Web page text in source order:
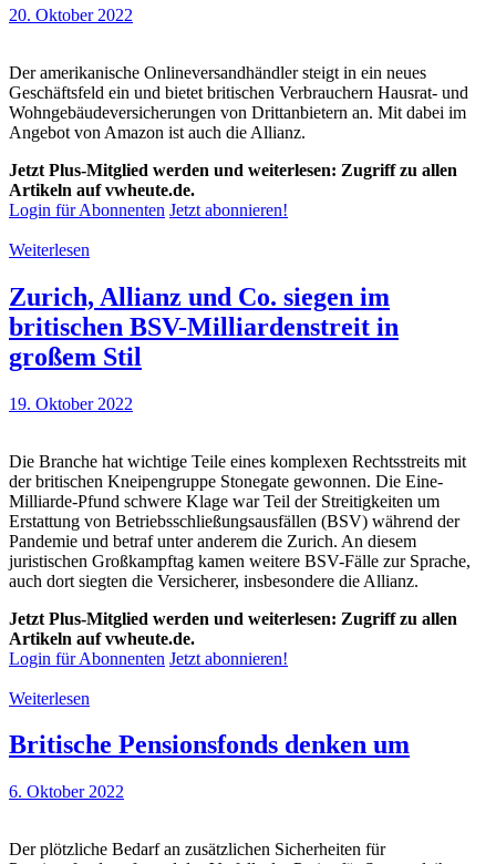
20. Oktober 2022
Der amerikanische Onlineversandhändler steigt in ein neues
Geschäftsfeld ein und bietet britischen Verbrauchern Hausrat- und
Wohngebäudeversicherungen von Drittanbietern an. Mit dabei im
Angebot von Amazon ist auch die Allianz.
Jetzt Plus-Mitglied werden und weiterlesen: Zugriff zu allen
Artikeln auf vwheute.de.
Login für Abonnenten Jetzt abonnieren!
Weiterlesen
Zurich, Allianz und Co. siegen im
britischen BSV-Milliardenstreit in
großem Stil
19. Oktober 2022
Die Branche hat wichtige Teile eines komplexen Rechtsstreits mit
der britischen Kneipengruppe Stonegate gewonnen. Die Eine-
Milliarde-Pfund schwere Klage war Teil der Streitigkeiten um
Erstattung von Betriebsschließungsausfällen (BSV) während der
Pandemie und betraf unter anderem die Zurich. An diesem
juristischen Großkampftag kamen weitere BSV-Fälle zur Sprache,
auch dort siegten die Versicherer, insbesondere die Allianz.
Jetzt Plus-Mitglied werden und weiterlesen: Zugriff zu allen
Artikeln auf vwheute.de.
Login für Abonnenten Jetzt abonnieren!
Weiterlesen
Britische Pensionsfonds denken um
6. Oktober 2022
Der plötzliche Bedarf an zusätzlichen Sicherheiten für